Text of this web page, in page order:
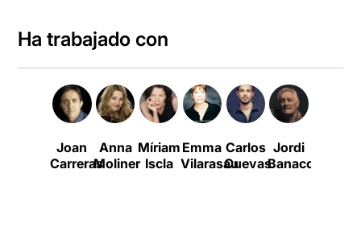
Ha trabajado con
Joan
Carreras
Anna
Moliner
Míriam
Iscla
Emma
Vilarasau
Carlos
Cuevas
Jordi
Banacolocha